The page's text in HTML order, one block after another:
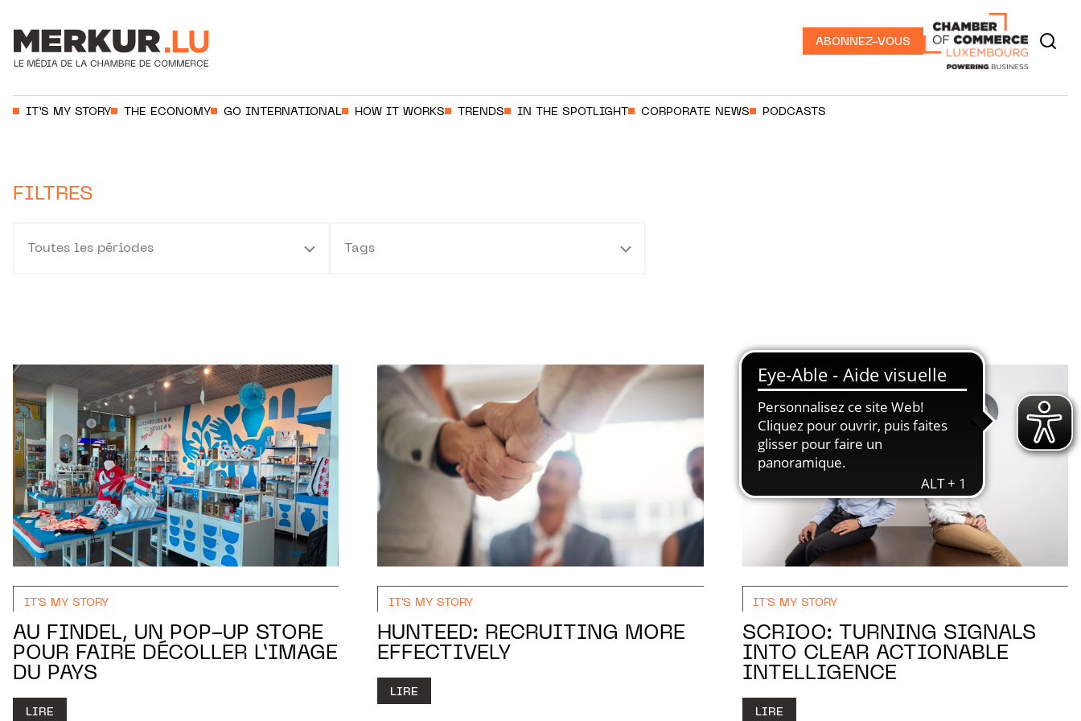
ABONNEZ-VOUS
IT’S MY STORY THE ECONOMY GO INTERNATIONAL HOW IT WORKS TRENDS IN THE SPOTLIGHT CORPORATE NEWS PODCASTS
FILTRES
Toutes les périodes Tags
IT'S MY STORY
AU FINDEL, UN POP-UP STORE
POUR FAIRE DÉCOLLER L’IMAGE
DU PAYS
LIRE
IT'S MY STORY
HUNTEED: RECRUITING MORE
EFFECTIVELY
LIRE
IT'S MY STORY
SCRIOO: TURNING SIGNALS
INTO CLEAR ACTIONABLE
INTELLIGENCE
LIRE